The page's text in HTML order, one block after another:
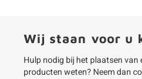
Wij staan voor u
Hulp nodig bij het plaatsen van
producten weten? Neem dan